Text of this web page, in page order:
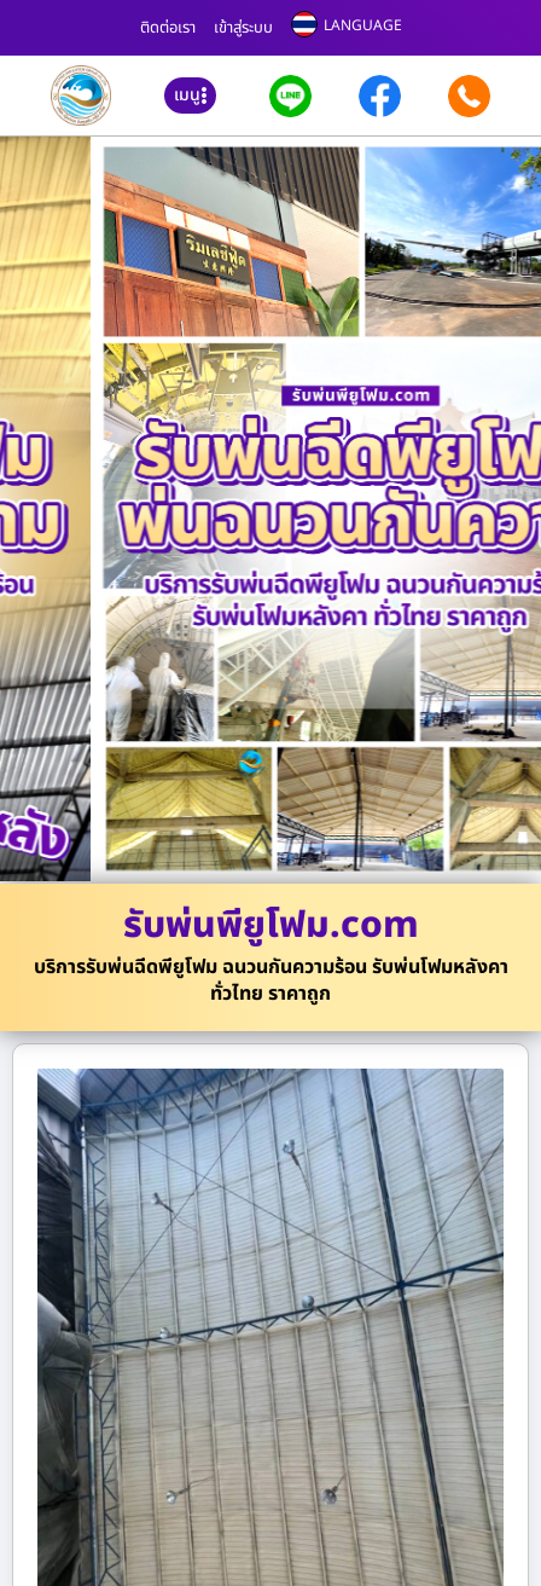
ติดต่อเรา เข้าสู่ระบบ LANGUAGE
เมนู
รับพ่นพียูโฟม.com
บริการรับพ่นฉีดพียูโฟม ฉนวนกันความร้อน รับพ่นโฟมหลังคา
ทั่วไทย ราคาถูก